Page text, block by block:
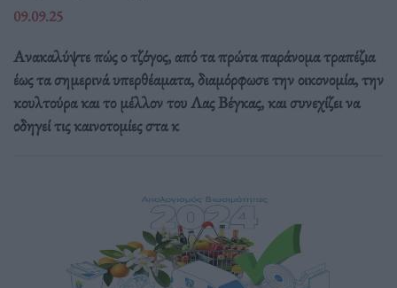
09.09.25
Ανακαλύψτε πώς ο τζόγος, από τα πρώτα παράνομα τραπέζια
έως τα σημερινά υπερθέαματα, διαμόρφωσε την οικονομία, την
κουλτούρα και το μέλλον του Λας Βέγκας, και συνεχίζει να
οδηγεί τις καινοτομίες στα κ